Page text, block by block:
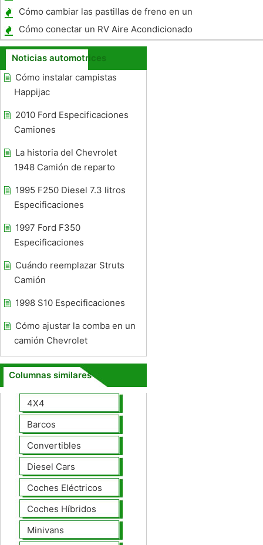
Cómo cambiar las pastillas de freno en un
Honda Civic 2003
Cómo conectar un RV Aire Acondicionado
Intertherm
Noticias automotrices
Cómo instalar campistas
Happijac
2010 Ford Especificaciones
Camiones
La historia del Chevrolet
1948 Camión de reparto
1995 F250 Diesel 7.3 litros
Especificaciones
1997 Ford F350
Especificaciones
Cuándo reemplazar Struts
Camión
1998 S10 Especificaciones
Cómo ajustar la comba en un
camión Chevrolet
Columnas similares
4X4
Barcos
Convertibles
Diesel Cars
Coches Eléctricos
Coches Híbridos
Minivans